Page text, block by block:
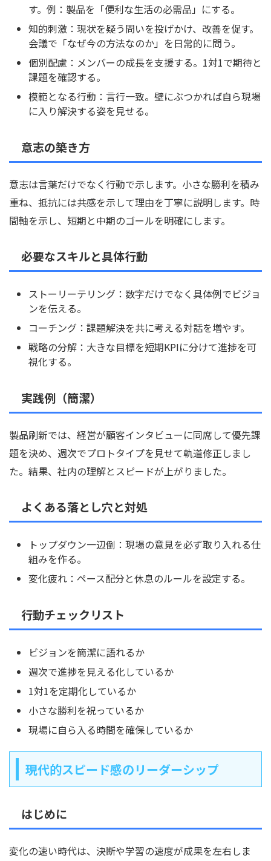
す。例：製品を「便利な生活の必需品」にする。
知的刺激：現状を疑う問いを投げかけ、改善を促す。
会議で「なぜ今の方法なのか」を日常的に問う。
個別配慮：メンバーの成長を支援する。1対1で期待と
課題を確認する。
模範となる行動：言行一致。壁にぶつかれば自ら現場
に入り解決する姿を見せる。
意志の築き方
意志は言葉だけでなく行動で示します。小さな勝利を積み
重ね、抵抗には共感を示して理由を丁寧に説明します。時
間軸を示し、短期と中期のゴールを明確にします。
必要なスキルと具体行動
ストーリーテリング：数字だけでなく具体例でビジョ
ンを伝える。
コーチング：課題解決を共に考える対話を増やす。
戦略の分解：大きな目標を短期KPIに分けて進捗を可
視化する。
実践例（簡潔）
製品刷新では、経営が顧客インタビューに同席して優先課
題を決め、週次でプロトタイプを見せて軌道修正しまし
た。結果、社内の理解とスピードが上がりました。
よくある落とし穴と対処
トップダウン一辺倒：現場の意見を必ず取り入れる仕
組みを作る。
変化疲れ：ペース配分と休息のルールを設定する。
行動チェックリスト
ビジョンを簡潔に語れるか
週次で進捗を見える化しているか
1対1を定期化しているか
小さな勝利を祝っているか
現場に自ら入る時間を確保しているか
現代的スピード感のリーダーシップ
はじめに
変化の速い時代は、決断や学習の速度が成果を左右しま